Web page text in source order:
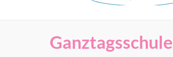
Grundschule Am See
Ganztagsschule